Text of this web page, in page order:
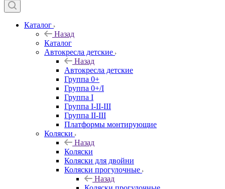
Каталог
Назад
Каталог
Автокресла детские
Назад
Автокресла детские
Группа 0+
Группа 0+/I
Группа I
Группа I-II-III
Группа II-III
Платформы монтирующие
Коляски
Назад
Коляски
Коляски для двойни
Коляски прогулочные
Назад